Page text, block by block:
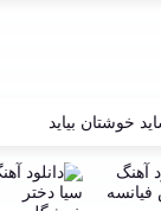
خوشتان بیاید